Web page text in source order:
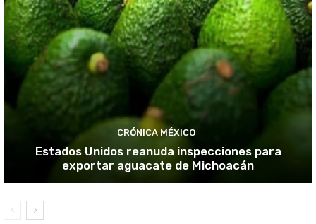
CRÓNICA MÉXICO
Estados Unidos reanuda inspecciones para
exportar aguacate de Michoacán